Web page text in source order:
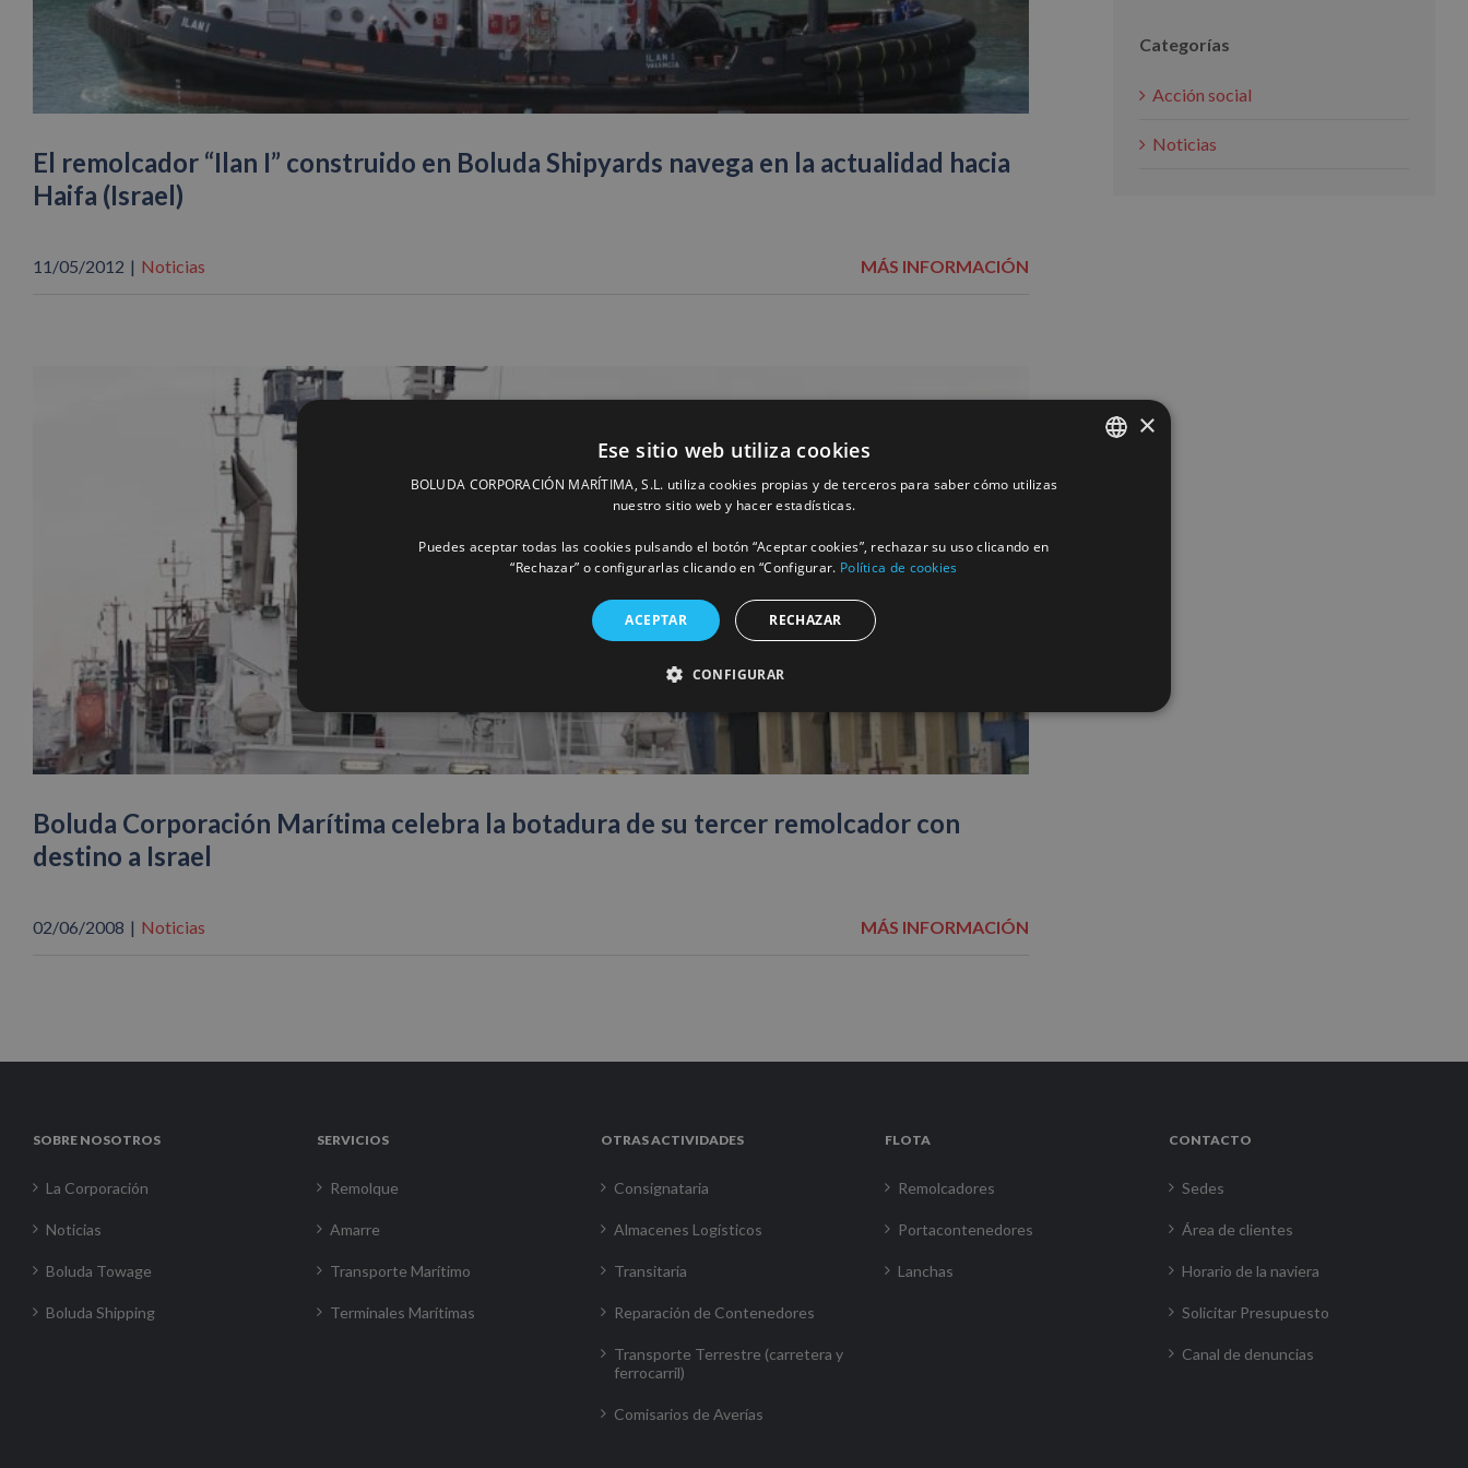
El remolcador “Ilan I” construido en Boluda Shipyards navega en la actualidad hacia
Haifa (Israel)
11/05/2012 | Noticias MÁS INFORMACIÓN
Boluda Corporación Marítima celebra la botadura de su tercer remolcador con
destino a Israel
02/06/2008 | Noticias MÁS INFORMACIÓN
Categorías
Acción social
Noticias
SOBRE NOSOTROS
La Corporación
Noticias
Boluda Towage
Boluda Shipping
SERVICIOS
Remolque
Amarre
Transporte Marítimo
Terminales Marítimas
OTRAS ACTIVIDADES
Consignataria
Almacenes Logísticos
Transitaria
Reparación de Contenedores
Transporte Terrestre (carretera y
ferrocarril)
Comisarios de Averías
FLOTA
Remolcadores
Portacontenedores
Lanchas
CONTACTO
Sedes
Área de clientes
Horario de la naviera
Solicitar Presupuesto
Canal de denuncias
×
Ese sitio web utiliza cookies
BOLUDA CORPORACIÓN MARÍTIMA, S.L. utiliza cookies propias y de terceros para saber cómo utilizas
nuestro sitio web y hacer estadísticas.
Puedes aceptar todas las cookies pulsando el botón “Aceptar cookies”, rechazar su uso clicando en
“Rechazar” o configurarlas clicando en “Configurar. Política de cookies
ACEPTAR RECHAZAR
CONFIGURAR